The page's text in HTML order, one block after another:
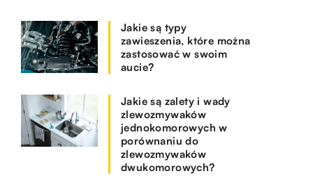
Jakie są typy
zawieszenia, które można
zastosować w swoim
aucie?
Jakie są zalety i wady
zlewozmywaków
jednokomorowych w
porównaniu do
zlewozmywaków
dwukomorowych?